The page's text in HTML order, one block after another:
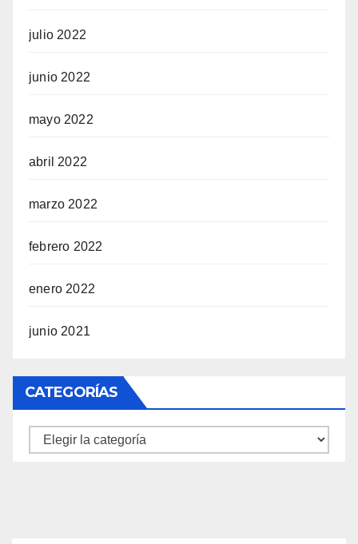
julio 2022
junio 2022
mayo 2022
abril 2022
marzo 2022
febrero 2022
enero 2022
junio 2021
CATEGORÍAS
Categorías